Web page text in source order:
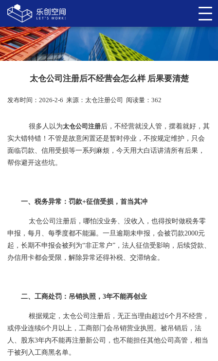
太仓公司注册后不经营会怎么样 后果要清楚
发布时间：2026-2-6 来源： 太仓注册公司 阅读量：362
很多人以为太仓公司注册后，不经营就没人管，摆着就好，其
实大错特错！不管是故意闲置还是暂时停业，不按规定维护，只会
面临罚款、信用受损等一系列麻烦，今天用大白话讲清所有后果，
帮你避开这些坑。
一、税务异常：罚款+征信受损，首当其冲
太仓公司注册后，哪怕没业务、没收入，也得按时做税务零
申报，每月、每季度都不能漏。一旦逾期未申报，会被罚款2000元
起，长期不申报会被列为“非正常户”，法人征信受影响，后续贷款、
办信用卡都会受限，解除异常还得补税、交滞纳金。
二、工商处罚：吊销执照，3年不能再创业
根据规定，太仓公司注册后，无正当理由超过6个月不经营，
或停业连续6个月以上，工商部门会吊销营业执照。被吊销后，法
人、股东3年内不能再注册新公司，也不能担任其他公司高管，相当
于被列入工商黑名单。